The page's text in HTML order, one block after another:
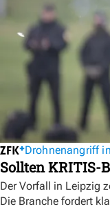
Drohnenangriff
Sollten KRITIS-
Der Vorfall in Leipzig
Die Branche fordert